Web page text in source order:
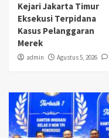
Kejari Jakarta Timur
Eksekusi Terpidana
Kasus Pelanggaran
Merek
admin Agustus 5, 2026